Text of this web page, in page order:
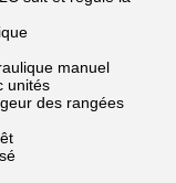
manuel
unités
des rangées